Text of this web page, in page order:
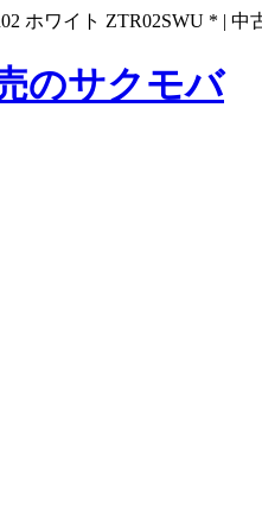
ホワイト ZTR02SWU * |